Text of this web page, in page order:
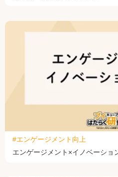
エンゲージメント×イノベーショ
#エンゲージメント向上